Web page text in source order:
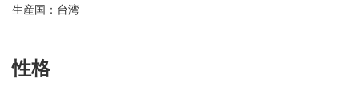
生産国：台湾
性格